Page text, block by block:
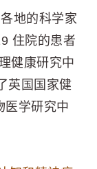
地的科学家
住院的患者
健康研究中
英国国家健
医学研究中